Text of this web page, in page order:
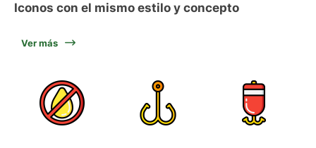
Iconos con el mismo estilo y concepto
Ver más